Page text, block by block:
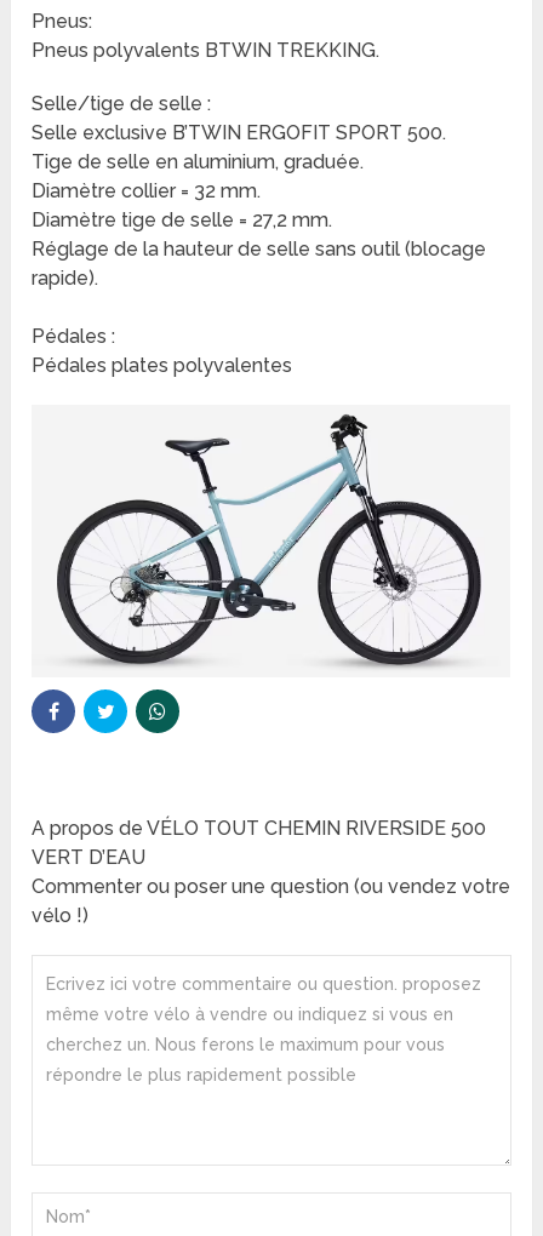
Pneus:
Pneus polyvalents BTWIN TREKKING.
Selle/tige de selle :
Selle exclusive B’TWIN ERGOFIT SPORT 500.
Tige de selle en aluminium, graduée.
Diamètre collier = 32 mm.
Diamètre tige de selle = 27,2 mm.
Réglage de la hauteur de selle sans outil (blocage
rapide).
Pédales :
Pédales plates polyvalentes
A propos de VÉLO TOUT CHEMIN RIVERSIDE 500
VERT D’EAU
Commenter ou poser une question (ou vendez votre
vélo !)